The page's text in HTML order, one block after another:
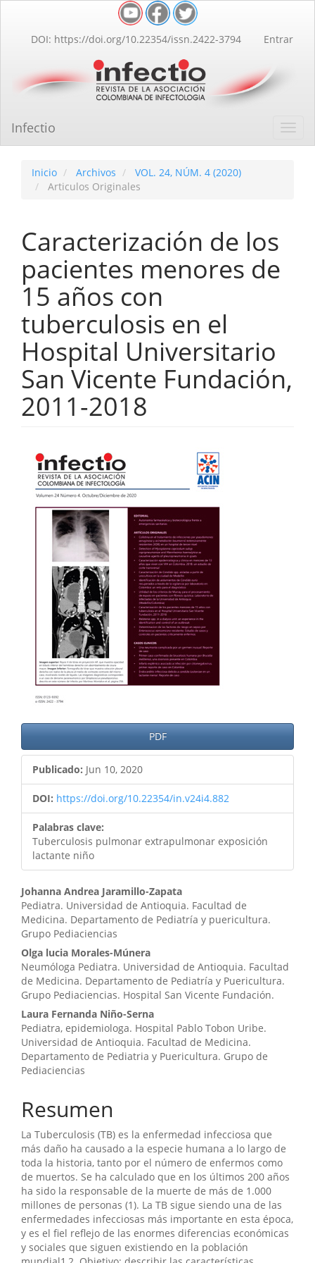
Contenido
principal
lateral
DOI: https://doi.org/10.22354/issn.2422-3794 Entrar
Infectio
Inicio Archivos
VOL. 24, NÚM. 4 (2020)
Articulos Originales
Caracterización de los
pacientes menores de
15 años con
tuberculosis en el
Hospital Universitario
San Vicente Fundación,
2011-2018
Barra
lateral
del
artículo
PDF
Publicado: Jun 10, 2020
DOI: https://doi.org/10.22354/in.v24i4.882
Palabras clave:
Tuberculosis pulmonar extrapulmonar exposición
lactante niño
Contenido
principal
del
artículo
Johanna Andrea Jaramillo-Zapata
Pediatra. Universidad de Antioquia. Facultad de
Medicina. Departamento de Pediatría y puericultura.
Grupo Pediaciencias
Olga lucia Morales-Múnera
Neumóloga Pediatra. Universidad de Antioquia. Facultad
de Medicina. Departamento de Pediatría y Puericultura.
Grupo Pediaciencias. Hospital San Vicente Fundación.
Laura Fernanda Niño-Serna
Pediatra, epidemiologa. Hospital Pablo Tobon Uribe.
Universidad de Antioquia. Facultad de Medicina.
Departamento de Pediatria y Puericultura. Grupo de
Pediaciencias
Resumen
La Tuberculosis (TB) es la enfermedad infecciosa que
más daño ha causado a la especie humana a lo largo de
toda la historia, tanto por el número de enfermos como
de muertos. Se ha calculado que en los últimos 200 años
ha sido la responsable de la muerte de más de 1.000
millones de personas (1). La TB sigue siendo una de las
enfermedades infecciosas más importante en esta época,
y es el fiel reflejo de las enormes diferencias económicas
y sociales que siguen existiendo en la población